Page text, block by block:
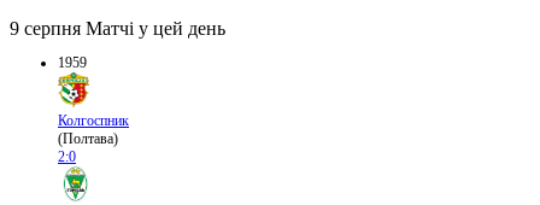
9 серпня Матчі у цей день
1959
Колгоспник
(Полтава)
2:0